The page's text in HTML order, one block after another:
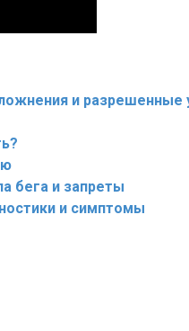
и разрешенные
бега и запреты
и симптомы